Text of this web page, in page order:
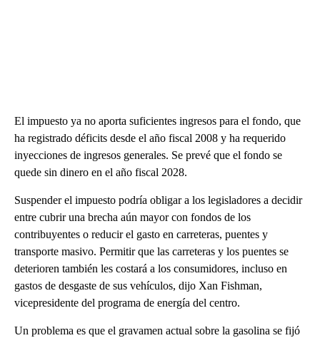
El impuesto ya no aporta suficientes ingresos para el fondo, que
ha registrado déficits desde el año fiscal 2008 y ha requerido
inyecciones de ingresos generales. Se prevé que el fondo se
quede sin dinero en el año fiscal 2028.
Suspender el impuesto podría obligar a los legisladores a decidir
entre cubrir una brecha aún mayor con fondos de los
contribuyentes o reducir el gasto en carreteras, puentes y
transporte masivo. Permitir que las carreteras y los puentes se
deterioren también les costará a los consumidores, incluso en
gastos de desgaste de sus vehículos, dijo Xan Fishman,
vicepresidente del programa de energía del centro.
Un problema es que el gravamen actual sobre la gasolina se fijó